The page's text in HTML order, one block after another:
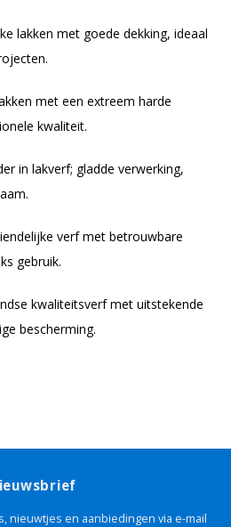
lakken met goede dekking, ideaal
met een extreem harde
kwaliteit.
in lakverf; gladde verwerking,
verf met betrouwbare
gebruik.
kwaliteitsverf met uitstekende
bescherming.
nieuwtjes en aanbiedingen via e-mail